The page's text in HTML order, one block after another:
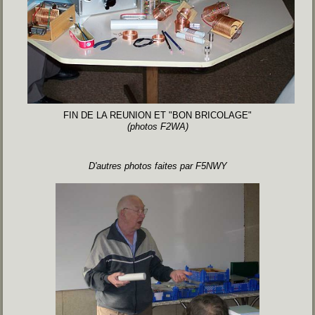
FIN DE LA REUNION ET "BON BRICOLAGE"
(photos F2WA)
D'autres photos faites par F5NWY